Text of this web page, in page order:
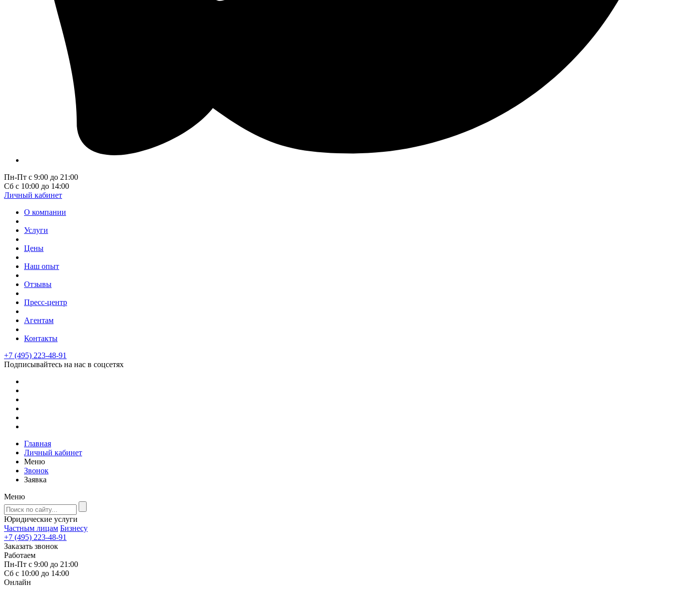
Пн-Пт с 9:00 до 21:00
Сб с 10:00 до 14:00
Личный кабинет
О компании
Услуги
Цены
Наш опыт
Отзывы
Пресс-центр
Агентам
Контакты
+7 (495) 223-48-91
Подписывайтесь на нас в соцсетях
Главная
Личный кабинет
Меню
Звонок
Заявка
Меню
Юридические услуги
Частным лицам Бизнесу
+7 (495) 223-48-91
Заказать звонок
Работаем
Пн-Пт с 9:00 до 21:00
Сб с 10:00 до 14:00
Онлайн